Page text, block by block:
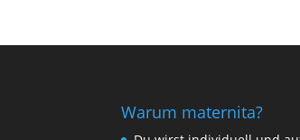
Warum maternita?